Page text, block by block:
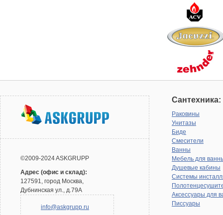
©2009-2024 ASKGRUPP
Адрес (офис и склад):
127591, город Москва,
Дубнинская ул., д.79А
info@askgrupp.ru
Сантехника:
Раковины
Унитазы
Биде
Смесители
Ванны
Мебель для
Душевые кабины
Системы
Аксессуары для
Писсуары